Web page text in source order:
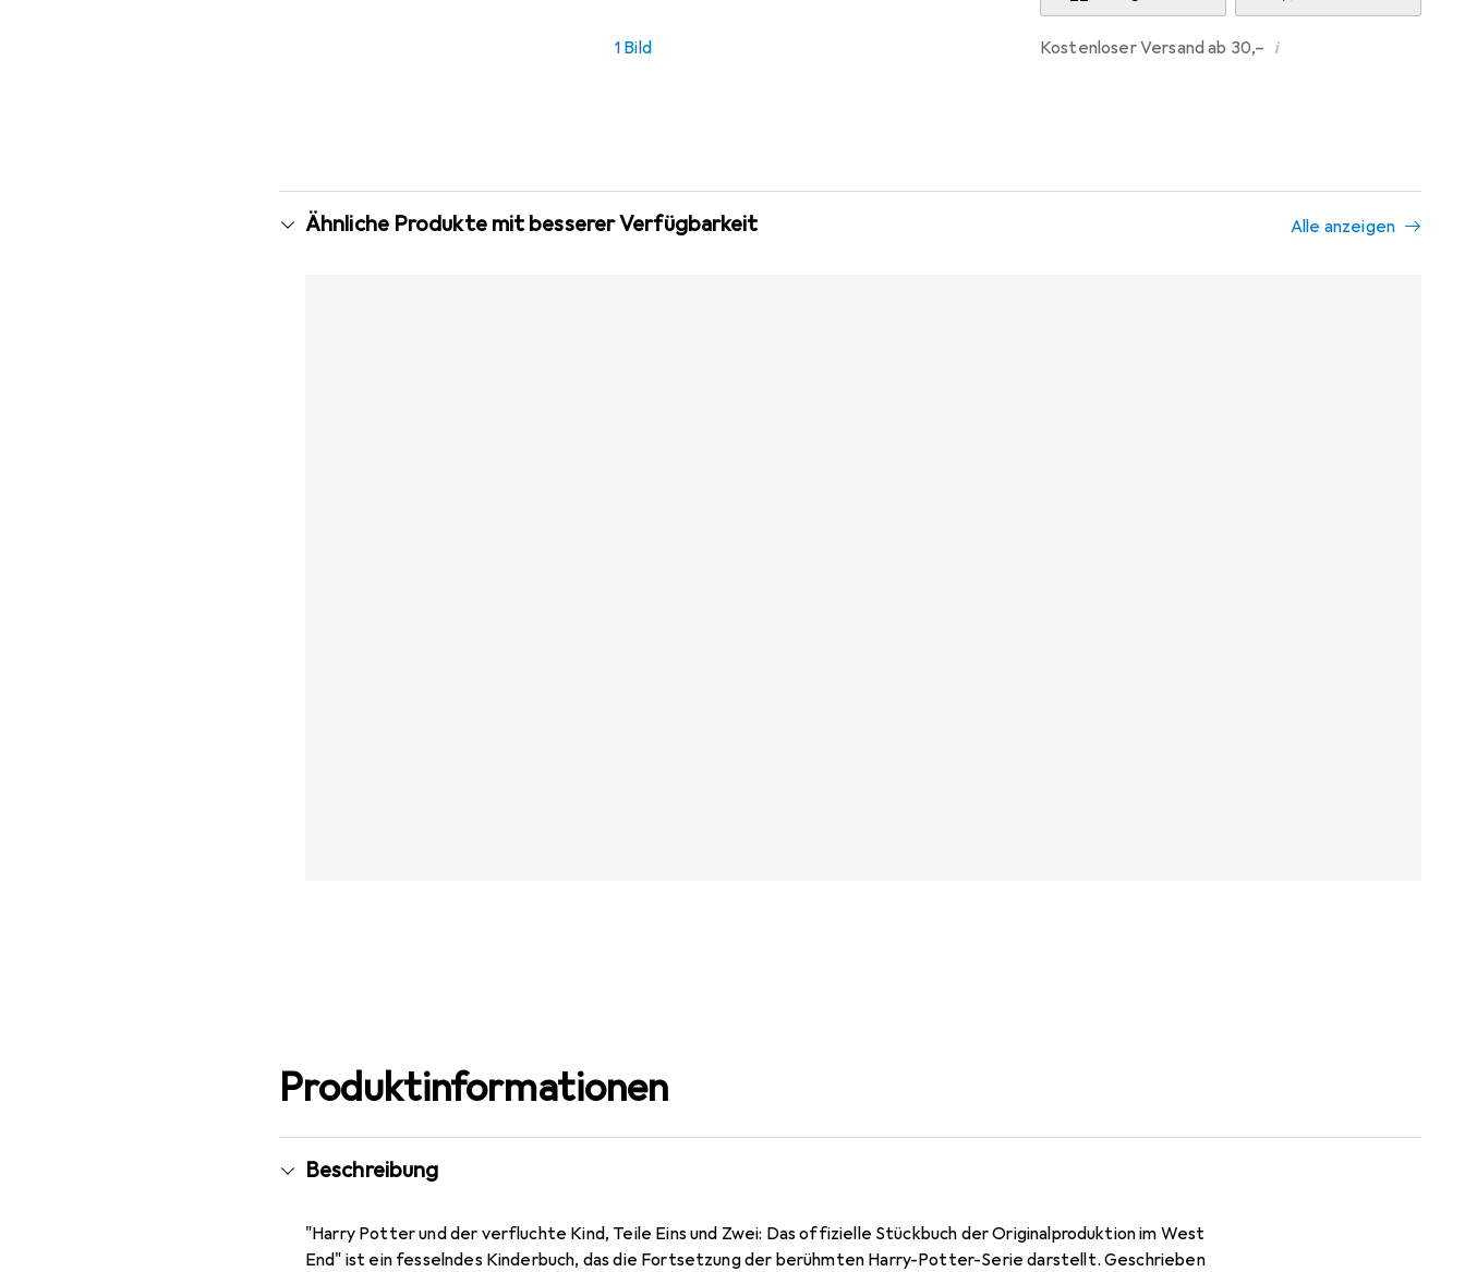
1 Bild Kostenloser Versand ab 30,– i
Ähnliche Produkte mit besserer Verfügbarkeit Alle anzeigen
Produktinformationen
Beschreibung
"Harry Potter und der verfluchte Kind, Teile Eins und Zwei: Das offizielle Stückbuch der Originalproduktion im West
End" ist ein fesselndes Kinderbuch, das die Fortsetzung der berühmten Harry-Potter-Serie darstellt. Geschrieben